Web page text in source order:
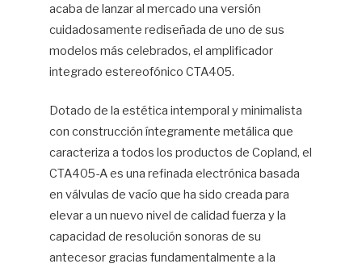
acaba de lanzar al mercado una versión
cuidadosamente rediseñada de uno de sus
modelos más celebrados, el amplificador
integrado estereofónico CTA405.
Dotado de la estética intemporal y minimalista
con construcción íntegramente metálica que
caracteriza a todos los productos de Copland, el
CTA405-A es una refinada electrónica basada
en válvulas de vacío que ha sido creada para
elevar a un nuevo nivel de calidad fuerza y la
capacidad de resolución sonoras de su
antecesor gracias fundamentalmente a la